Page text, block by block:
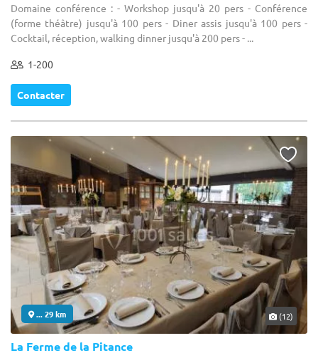
Domaine conférence : - Workshop jusqu'à 20 pers - Conférence
(forme théâtre) jusqu'à 100 pers - Diner assis jusqu'à 100 pers -
Cocktail, réception, walking dinner jusqu'à 200 pers - ...
1-200
Contacter
... 29 km (12)
La Ferme de la Pitance